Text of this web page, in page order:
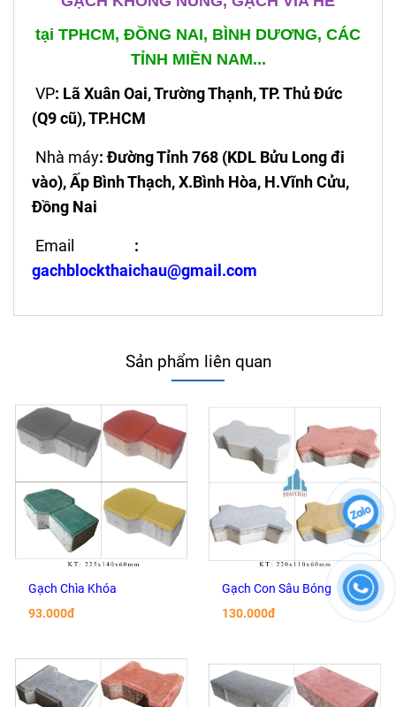
tại TPHCM, ĐỒNG NAI, BÌNH DƯƠNG, CÁC
TỈNH MIỀN NAM...
VP: Lã Xuân Oai, Trường Thạnh, TP. Thủ Đức
(Q9 cũ), TP.HCM
Nhà máy: Đường Tỉnh 768 (KDL Bửu Long đi
vào), Ấp Bình Thạch, X.Bình Hòa, H.Vĩnh Cửu,
Đồng Nai
Email
:
gachblockthaichau@gmail.com
Sản phẩm liên quan
Gạch Chìa Khóa
93.000đ
Gạch Con Sâu Bóng
130.000đ